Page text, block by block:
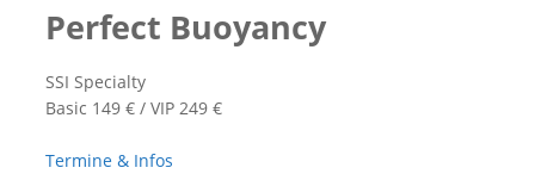
Perfect Buoyancy
SSI Specialty
Basic 149 € / VIP 249 €
Termine & Infos